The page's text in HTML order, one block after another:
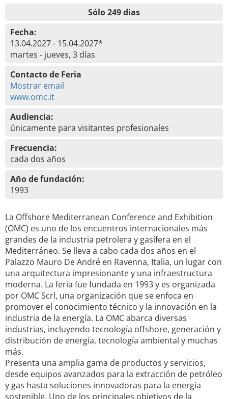
Sólo 249 dias
Fecha:
13.04.2027 - 15.04.2027*
martes - jueves, 3 días
Contacto de Feria
Mostrar email
www.omc.it
Audiencia:
únicamente para visitantes profesionales
Frecuencia:
cada dos años
Año de fundación:
1993
La Offshore Mediterranean Conference and Exhibition
(OMC) es uno de los encuentros internacionales más
grandes de la industria petrolera y gasífera en el
Mediterráneo. Se lleva a cabo cada dos años en el
Palazzo Mauro De André en Ravenna, Italia, un lugar con
una arquitectura impresionante y una infraestructura
moderna. La feria fue fundada en 1993 y es organizada
por OMC Scrl, una organización que se enfoca en
promover el conocimiento técnico y la innovación en la
industria de la energía. La OMC abarca diversas
industrias, incluyendo tecnología offshore, generación y
distribución de energía, tecnología ambiental y muchas
más.
Presenta una amplia gama de productos y servicios,
desde equipos avanzados para la extracción de petróleo
y gas hasta soluciones innovadoras para la energía
sostenible. Uno de los principales objetivos de la